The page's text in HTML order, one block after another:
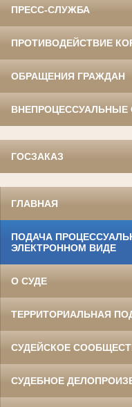
ПРЕСС-СЛУЖБА
ПРОТИВОДЕЙСТВИЕ
ОБРАЩЕНИЯ ГРАЖДАН
ВНЕПРОЦЕССУАЛЬНЫЕ
ГОСЗАКАЗ
ГЛАВНАЯ
ПОДАЧА
ЭЛЕКТРОННОМ ВИДЕ
О СУДЕ
ТЕРРИТОРИАЛЬНАЯ
СУДЕЙСКОЕ
СУДЕБНОЕ